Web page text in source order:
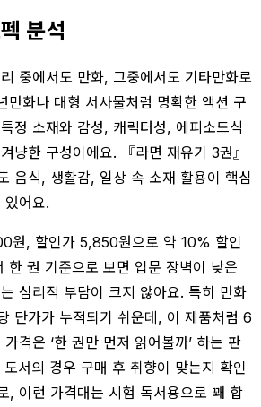
분석
중에서도 만화, 그중에서도 기타만화로
만화나 대형 서사물처럼 명확한 액션 구
정 소재와 감성, 캐릭터성, 에피소드식
냥한 구성이에요. 『라면 재유기 3권』
음식, 생활감, 일상 속 소재 활용이 핵심
있어요.
원, 할인가 5,850원으로 약 10% 할인
한 권 기준으로 보면 입문 장벽이 낮은
심리적 부담이 크지 않아요. 특히 만화
단가가 누적되기 쉬운데, 이 제품처럼 6
격은 ‘한 권만 먼저 읽어볼까’ 하는 판
서의 경우 구매 후 취향이 맞는지 확인
, 이런 가격대는 시험 독서용으로 꽤 합